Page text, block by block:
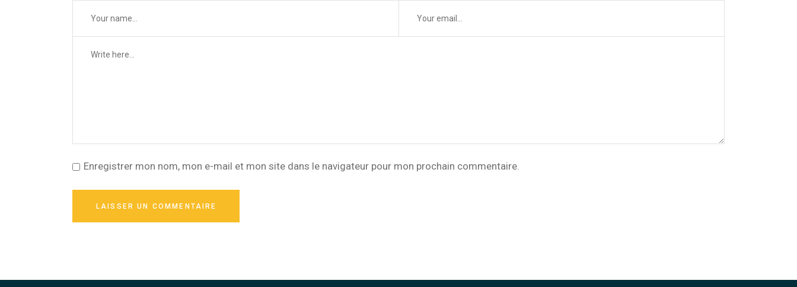
Enregistrer mon nom, mon e-mail et mon site dans le navigateur pour mon prochain commentaire.
LAISSER UN COMMENTAIRE